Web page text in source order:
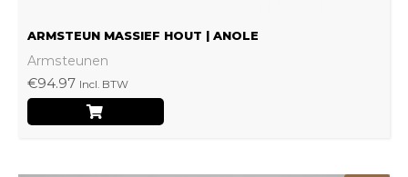
ARMSTEUN MASSIEF HOUT | ANOLE
Armsteunen
€94.97 Incl. BTW